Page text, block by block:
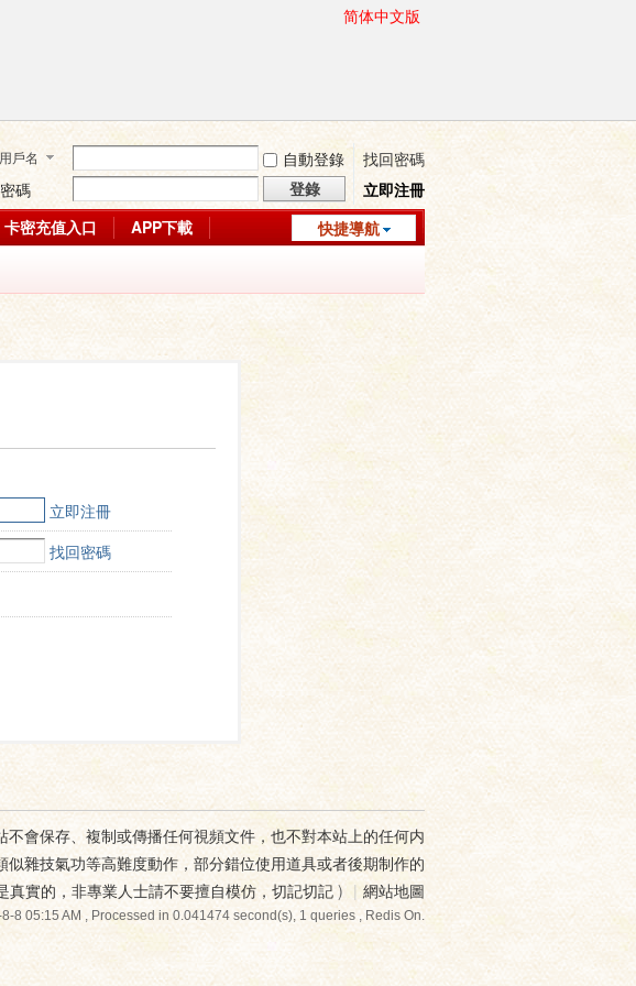
简体中文版
用戶名 自動登錄
找回密碼
密碼
登錄
立即注冊
快捷導航
卡密充值入口
APP下載
立即注冊
找回密碼
會保存、複制或傳播任何視頻文件，也不對本站上的任何内
雜技氣功等高難度動作，部分錯位使用道具或者後期制作的
實的，非專業人士請不要擅自模仿，切記切記 ) | 網站地圖
8 05:15 AM, Processed in 0.041474 second(s), 1 queries , Redis On.